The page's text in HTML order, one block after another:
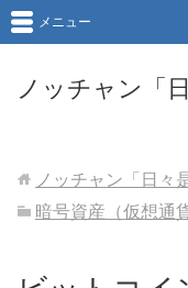
ノッチャン「
メニュー
ノッチャン「日々
暗号資産（仮想通